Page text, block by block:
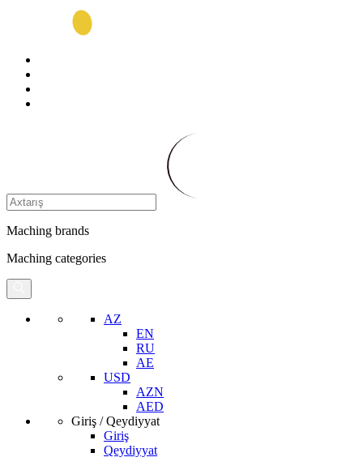
Maching brands
Maching categories
AZ
EN
RU
AE
USD
AZN
AED
Giriş / Qeydiyyat
Giriş
Qeydiyyat